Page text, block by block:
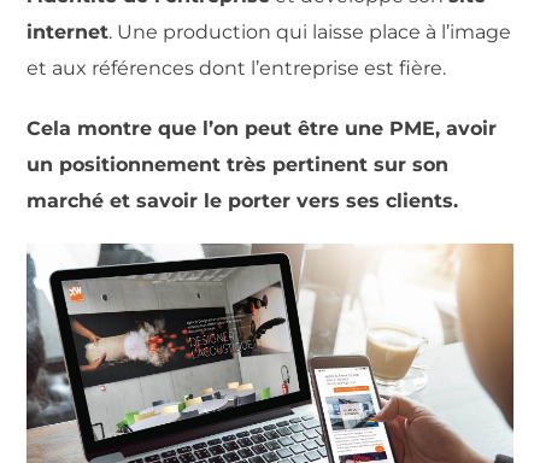
internet. Une production qui laisse place à l’image
et aux références dont l’entreprise est fière.
Cela montre que l’on peut être une PME, avoir
un positionnement très pertinent sur son
marché et savoir le porter vers ses clients.